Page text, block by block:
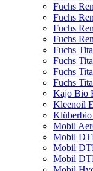
Fuchs
Fuchs
Fuchs
Fuchs
Fuchs
Fuchs
Fuchs
Fuchs
Kajo Bio
Kleenoil
Mobil
Mobil
Mobil
Mobil